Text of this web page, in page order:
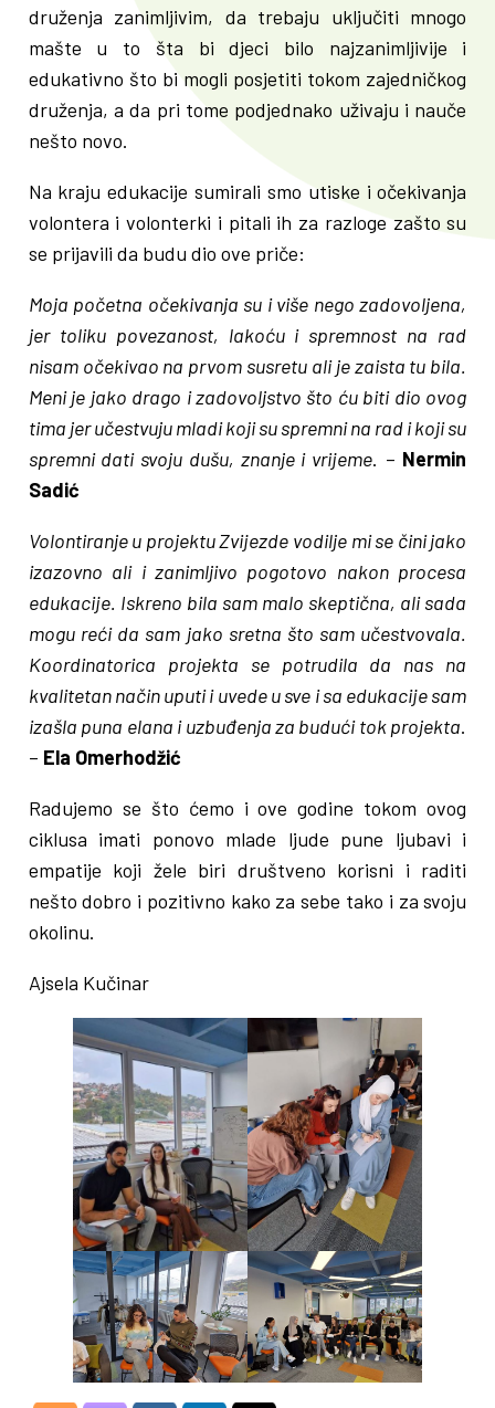
druženja zanimljivim, da trebaju uključiti mnogo
mašte u to šta bi djeci bilo najzanimljivije i
edukativno što bi mogli posjetiti tokom zajedničkog
druženja, a da pri tome podjednako uživaju i nauče
nešto novo.
Na kraju edukacije sumirali smo utiske i očekivanja
volontera i volonterki i pitali ih za razloge zašto su
se prijavili da budu dio ove priče:
Moja početna očekivanja su i više nego zadovoljena,
jer toliku povezanost, lakoću i spremnost na rad
nisam očekivao na prvom susretu ali je zaista tu bila.
Meni je jako drago i zadovoljstvo što ću biti dio ovog
tima jer učestvuju mladi koji su spremni na rad i koji su
spremni dati svoju dušu, znanje i vrijeme. – Nermin
Sadić
Volontiranje u projektu Zvijezde vodilje mi se čini jako
izazovno ali i zanimljivo pogotovo nakon procesa
edukacije. Iskreno bila sam malo skeptična, ali sada
mogu reći da sam jako sretna što sam učestvovala.
Koordinatorica projekta se potrudila da nas na
kvalitetan način uputi i uvede u sve i sa edukacije sam
izašla puna elana i uzbuđenja za budući tok projekta.
– Ela Omerhodžić
Radujemo se što ćemo i ove godine tokom ovog
ciklusa imati ponovo mlade ljude pune ljubavi i
empatije koji žele biri društveno korisni i raditi
nešto dobro i pozitivno kako za sebe tako i za svoju
okolinu.
Ajsela Kučinar